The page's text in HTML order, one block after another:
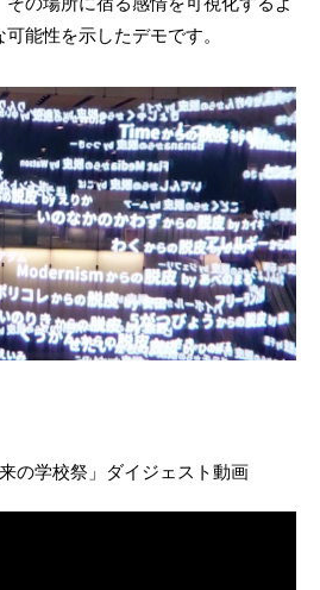
能性を示したデモです。
の学校祭」ダイジェスト動画